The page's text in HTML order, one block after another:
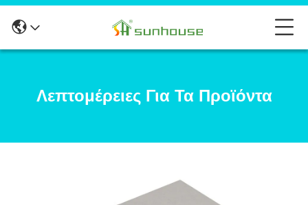
Λεπτομέρειες Για Τα Προϊόντα